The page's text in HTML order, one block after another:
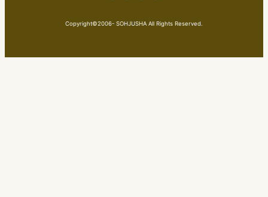
Copyright©2006- SOHJUSHA All Rights Reserved.